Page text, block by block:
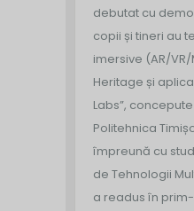
debutat cu
copii și tineri au
imersive (AR/
Heritage și
Labs”,
Politehnica
împreună cu
de Tehnologii
a readus în